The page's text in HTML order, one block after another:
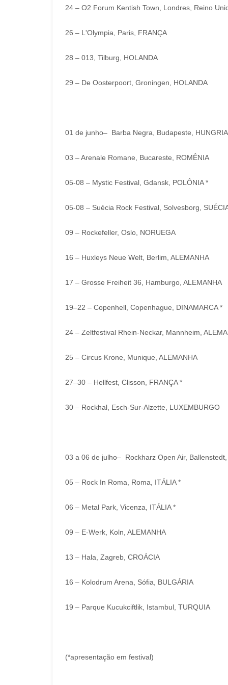
24 – O2 Forum Kentish Town, Londres, Reino
26 – L'Olympia, Paris, FRANÇA
28 – 013, Tilburg, HOLANDA
29 – De Oosterpoort, Groningen, HOLANDA
01 de junho– Barba Negra, Budapeste, HUNGRIA
03 – Arenale Romane, Bucareste, ROMÊNIA
05-08 – Mystic Festival, Gdansk, POLÔNIA *
05-08 – Suécia Rock Festival, Solvesborg,
09 – Rockefeller, Oslo, NORUEGA
16 – Huxleys Neue Welt, Berlim, ALEMANHA
17 – Grosse Freiheit 36, Hamburgo, ALEMANHA
19–22 – Copenhell, Copenhague, DINAMARCA *
24 – Zeltfestival Rhein-Neckar, Mannheim,
25 – Circus Krone, Munique, ALEMANHA
27–30 – Hellfest, Clisson, FRANÇA *
30 – Rockhal, Esch-Sur-Alzette, LUXEMBURGO
03 a 06 de julho– Rockharz Open Air, Ballenstedt,
05 – Rock In Roma, Roma, ITÁLIA *
06 – Metal Park, Vicenza, ITÁLIA *
09 – E-Werk, Koln, ALEMANHA
13 – Hala, Zagreb, CROÁCIA
16 – Kolodrum Arena, Sófia, BULGÁRIA
19 – Parque Kucukciftlik, Istambul, TURQUIA
(*apresentação em festival)